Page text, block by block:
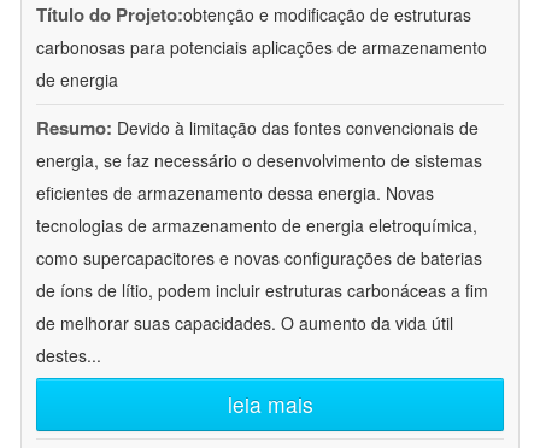
Título do Projeto:obtenção e modificação de estruturas
carbonosas para potenciais aplicações de armazenamento
de energia
Resumo: Devido à limitação das fontes convencionais de
energia, se faz necessário o desenvolvimento de sistemas
eficientes de armazenamento dessa energia. Novas
tecnologias de armazenamento de energia eletroquímica,
como supercapacitores e novas configurações de baterias
de íons de lítio, podem incluir estruturas carbonáceas a fim
de melhorar suas capacidades. O aumento da vida útil
destes...
leia mais